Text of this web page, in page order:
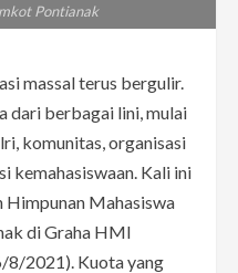
Pontianak
massal terus bergulir.
dari berbagai lini, mulai
komunitas, organisasi
kemahasiswaan. Kali ini
Himpunan Mahasiswa
di Graha HMI
8/2021). Kuota yang